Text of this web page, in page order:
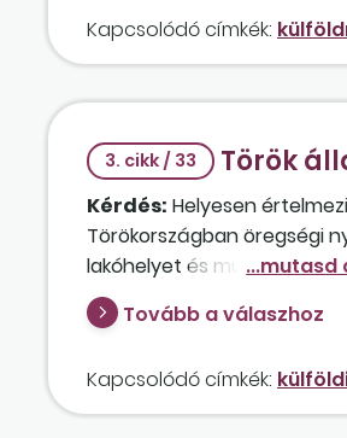
Kapcsolódó címkék:
3. cikk / 33 Török
Kérdés: Helyesen
Törökországban öregségi
lakóhelyet és
összefüggésben nem
munkavállaló
ellenére, hogy nem válik
Tovább a válaszhoz
Kapcsolódó címkék: